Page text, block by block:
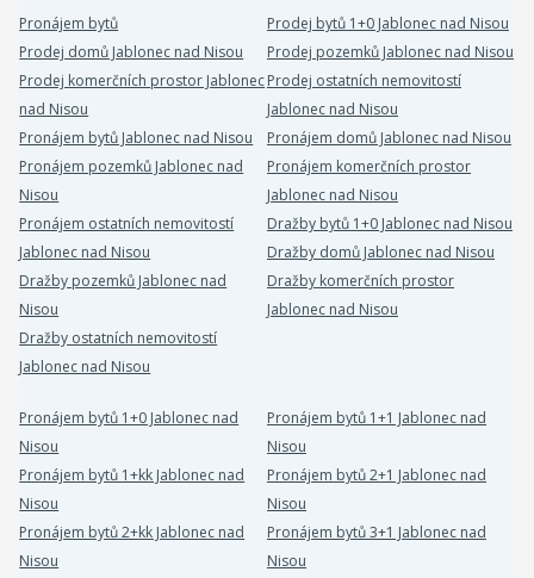
Pronájem bytů
Prodej bytů 1+0 Jablonec nad Nisou
Prodej domů Jablonec nad Nisou
Prodej pozemků Jablonec nad Nisou
Prodej komerčních prostor Jablonec
nad Nisou
Prodej ostatních nemovitostí
Jablonec nad Nisou
Pronájem bytů Jablonec nad Nisou
Pronájem domů Jablonec nad Nisou
Pronájem pozemků Jablonec nad
Nisou
Pronájem komerčních prostor
Jablonec nad Nisou
Pronájem ostatních nemovitostí
Jablonec nad Nisou
Dražby bytů 1+0 Jablonec nad Nisou
Dražby domů Jablonec nad Nisou
Dražby pozemků Jablonec nad
Nisou
Dražby komerčních prostor
Jablonec nad Nisou
Dražby ostatních nemovitostí
Jablonec nad Nisou
Pronájem bytů 1+0 Jablonec nad
Nisou
Pronájem bytů 1+1 Jablonec nad
Nisou
Pronájem bytů 1+kk Jablonec nad
Nisou
Pronájem bytů 2+1 Jablonec nad
Nisou
Pronájem bytů 2+kk Jablonec nad
Nisou
Pronájem bytů 3+1 Jablonec nad
Nisou